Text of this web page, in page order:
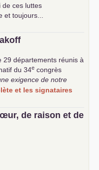
de ces luttes
et toujours...
29 départements réunis à
du 34e congrès
exigence de notre
et les signataires
de raison et de